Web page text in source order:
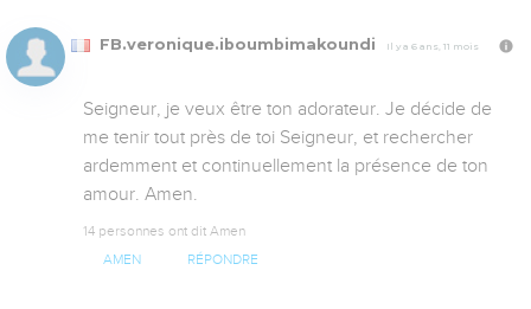
FB.veronique.iboumbimakoundi Il y a 6 ans, 11 mois
Seigneur, je veux être ton adorateur. Je décide de
me tenir tout près de toi Seigneur, et rechercher
ardemment et continuellement la présence de ton
amour. Amen.
14 personnes ont dit Amen
AMEN RÉPONDRE